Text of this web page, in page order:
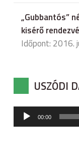
„Gubbantós”
kisérő
Időpont: 2016.
USZÓDI
Audió
lejátszó
00:00